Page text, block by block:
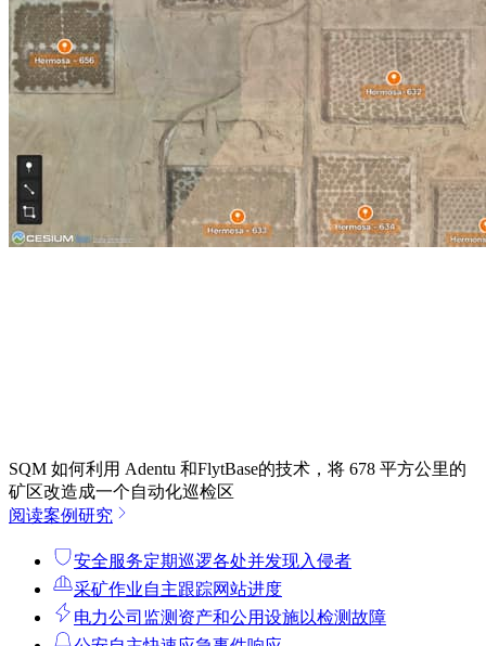
SQM 如何利用 Adentu 和FlytBase的技术，将 678 平方公里的
矿区改造成一个自动化巡检区
阅读案例研究
安全服务定期巡逻各处并发现入侵者
采矿作业自主跟踪网站进度
电力公司 监测资产和公用设施以检测故障